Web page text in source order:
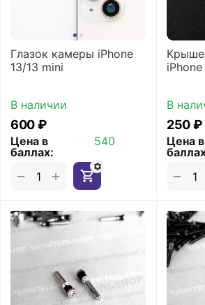
Глазок камеры iPhone
13/13 mini
В наличии
‍600‍₽
Цена в
баллах:
540
+
−
В
‍250‍₽
Цена в
−